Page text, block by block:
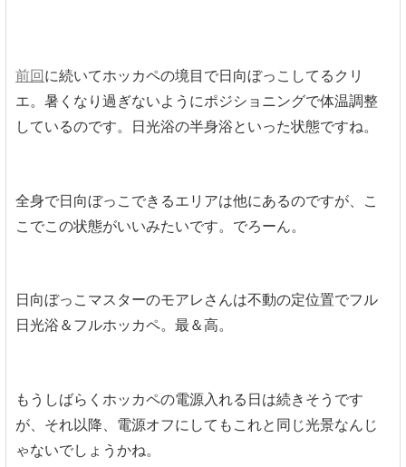
前回に続いてホッカペの境目で日向ぼっこしてるクリ
エ。暑くなり過ぎないようにポジショニングで体温調整
しているのです。日光浴の半身浴といった状態ですね。
全身で日向ぼっこできるエリアは他にあるのですが、こ
こでこの状態がいいみたいです。でろーん。
日向ぼっこマスターのモアレさんは不動の定位置でフル
日光浴＆フルホッカペ。最＆高。
もうしばらくホッカペの電源入れる日は続きそうです
が、それ以降、電源オフにしてもこれと同じ光景なんじ
ゃないでしょうかね。